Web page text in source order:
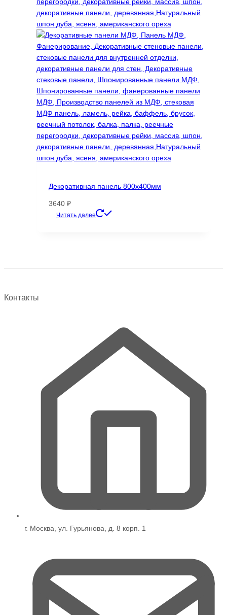
Декоративная панель 800х400мм
3640 ₽
Читать далее
Опции
товара.
Контакты
г. Москва, ул. Гурьянова, д. 8 корп. 1